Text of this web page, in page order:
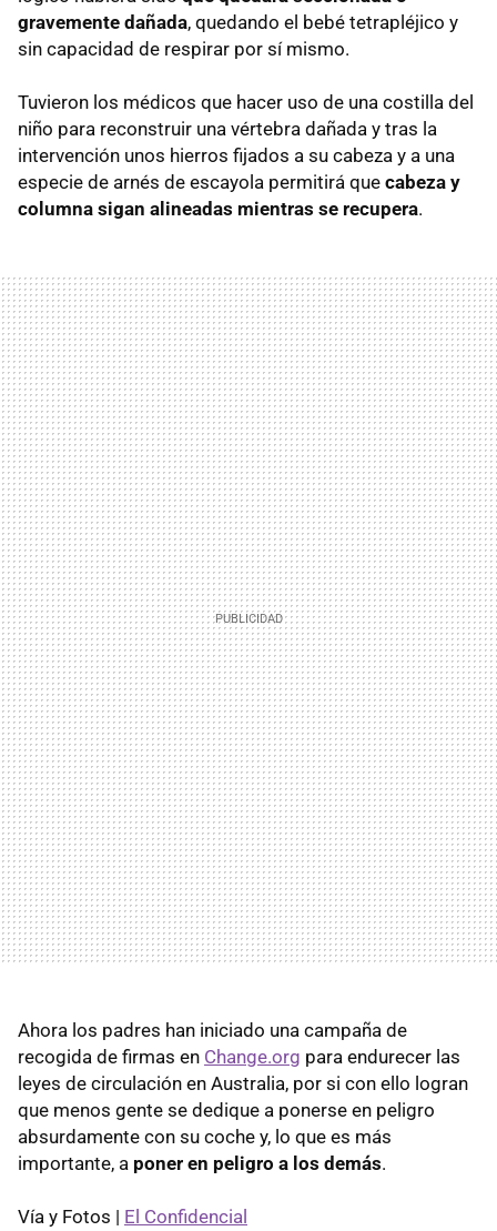
gravemente dañada, quedando el bebé tetrapléjico y
sin capacidad de respirar por sí mismo.
Tuvieron los médicos que hacer uso de una costilla del
niño para reconstruir una vértebra dañada y tras la
intervención unos hierros fijados a su cabeza y a una
especie de arnés de escayola permitirá que cabeza y
columna sigan alineadas mientras se recupera.
Ahora los padres han iniciado una campaña de
recogida de firmas en Change.org para endurecer las
leyes de circulación en Australia, por si con ello logran
que menos gente se dedique a ponerse en peligro
absurdamente con su coche y, lo que es más
importante, a poner en peligro a los demás.
Vía y Fotos | El Confidencial